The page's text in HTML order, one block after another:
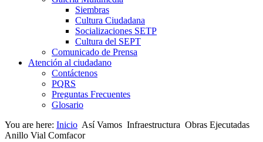
Siembras
Cultura Ciudadana
Socializaciones SETP
Cultura del SEPT
Comunicado de Prensa
Atención al ciudadano
Contáctenos
PQRS
Preguntas Frecuentes
Glosario
You are here: Inicio Así Vamos Infraestructura Obras Ejecutadas
Anillo Vial Comfacor